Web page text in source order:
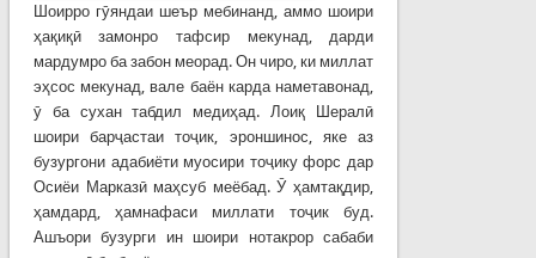
Шоирро гӯяндаи шеър мебинанд, аммо шоири
ҳақиқӣ замонро тафсир мекунад, дарди
мардумро ба забон меорад. Он чиро, ки миллат
эҳсос мекунад, вале баён карда наметавонад,
ӯ ба сухан табдил медиҳад. Лоиқ Шералӣ
шоири барҷастаи тоҷик, эроншинос, яке аз
бузургони адабиёти муосири тоҷику форс дар
Осиёи Марказӣ маҳсуб меёбад. Ӯ ҳамтақдир,
ҳамдард, ҳамнафаси миллати тоҷик буд.
Ашъори бузурги ин шоири нотакрор сабаби